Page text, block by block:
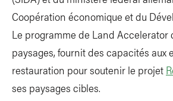
Coopération économique et du
Le programme de Land Accelerator
paysages, fournit des capacités aux
restauration pour soutenir le projet
ses paysages cibles.